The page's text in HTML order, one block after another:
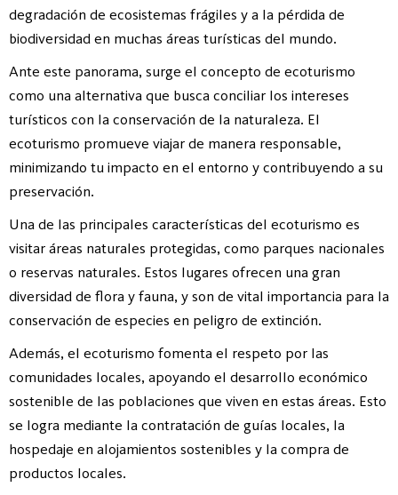
degradación de ecosistemas frágiles y a la pérdida de
biodiversidad en muchas áreas turísticas del mundo.
Ante este panorama, surge el concepto de ecoturismo
como una alternativa que busca conciliar los intereses
turísticos con la conservación de la naturaleza. El
ecoturismo promueve viajar de manera responsable,
minimizando tu impacto en el entorno y contribuyendo a su
preservación.
Una de las principales características del ecoturismo es
visitar áreas naturales protegidas, como parques nacionales
o reservas naturales. Estos lugares ofrecen una gran
diversidad de flora y fauna, y son de vital importancia para la
conservación de especies en peligro de extinción.
Además, el ecoturismo fomenta el respeto por las
comunidades locales, apoyando el desarrollo económico
sostenible de las poblaciones que viven en estas áreas. Esto
se logra mediante la contratación de guías locales, la
hospedaje en alojamientos sostenibles y la compra de
productos locales.